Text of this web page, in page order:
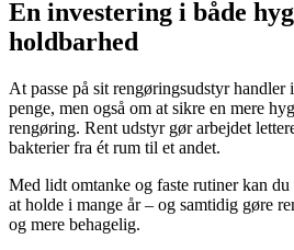
En investering i både
holdbarhed
At passe på sit rengøringsudstyr handler
penge, men også om at sikre en mere
rengøring. Rent udstyr gør arbejdet
bakterier fra ét rum til et andet.
Med lidt omtanke og faste rutiner kan
at holde i mange år – og samtidig gøre
og mere behagelig.